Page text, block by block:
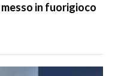
in fuorigioco